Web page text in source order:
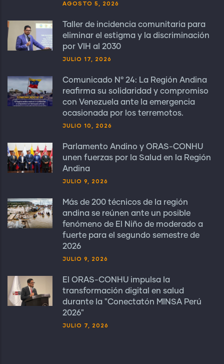
AGOSTO 5, 2026
Taller de incidencia comunitaria para
eliminar el estigma y la discriminación
por VIH al 2030
JULIO 17, 2026
Comunicado N° 24: La Región Andina
reafirma su solidaridad y compromiso
con Venezuela ante la emergencia
ocasionada por los terremotos.
JULIO 10, 2026
Parlamento Andino y ORAS-CONHU
unen fuerzas por la Salud en la Región
Andina
JULIO 9, 2026
Más de 200 técnicos de la región
andina se reúnen ante un posible
fenómeno de El Niño de moderado a
fuerte para el segundo semestre de
2026
JULIO 9, 2026
El ORAS-CONHU impulsa la
transformación digital en salud
durante la "Conectatón MINSA Perú
2026"
JULIO 7, 2026